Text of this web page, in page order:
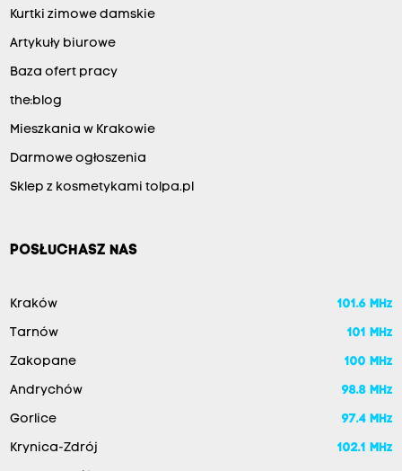
Kurtki zimowe damskie
Artykuły biurowe
Baza ofert pracy
the:blog
Mieszkania w Krakowie
Darmowe ogłoszenia
Sklep z kosmetykami tolpa.pl
POSŁUCHASZ NAS
Kraków 101.6 MHz
Tarnów 101 MHz
Zakopane 100 MHz
Andrychów 98.8 MHz
Gorlice 97.4 MHz
Krynica-Zdrój 102.1 MHz